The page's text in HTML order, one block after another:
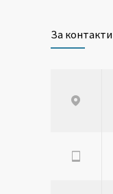
За контакти